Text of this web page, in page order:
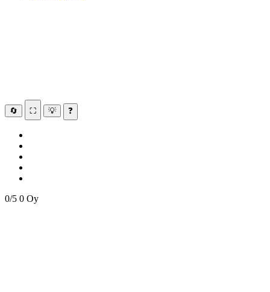
🔄 ⛶ 💡 ❓
0/5 0 Oy